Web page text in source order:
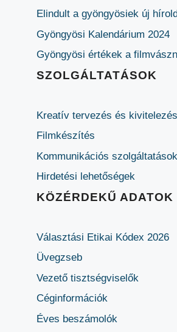
Elindult a gyöngyösiek új
Gyöngyösi Kalendárium 2024
Gyöngyösi értékek a
SZOLGÁLTATÁSOK
Kreatív tervezés és kivitelezés
Filmkészítés
Kommunikációs szolgáltatások
Hirdetési lehetőségek
KÖZÉRDEKŰ ADATOK
Választási Etikai Kódex 2026
Üvegzseb
Vezető tisztségviselők
Céginformációk
Éves beszámolók